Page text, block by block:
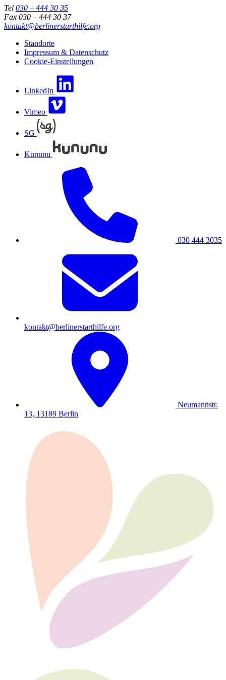
Tel 030 – 444 30 35
Fax 030 – 444 30 37
kontakt@berlinerstarthilfe.org
Standorte
Impressum & Datenschutz
Cookie-Einstellungen
LinkedIn
Vimeo
SG
Kununu
030 444 3035
kontakt@berlinerstarthilfe.org
Neumannstr.
13, 13189 Berlin